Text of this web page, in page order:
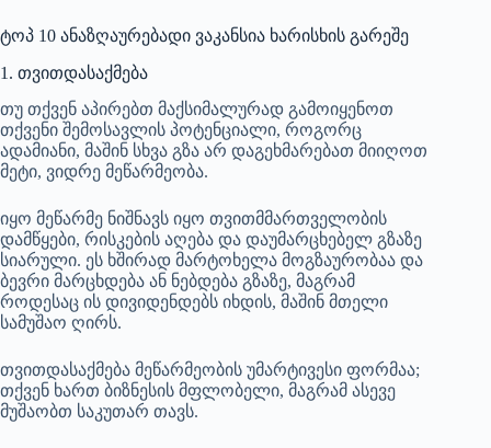
ტოპ 10 ანაზღაურებადი ვაკანსია ხარისხის გარეშე
1. თვითდასაქმება
თუ თქვენ აპირებთ მაქსიმალურად გამოიყენოთ
თქვენი შემოსავლის პოტენციალი, როგორც
ადამიანი, მაშინ სხვა გზა არ დაგეხმარებათ მიიღოთ
მეტი, ვიდრე მეწარმეობა.
იყო მეწარმე ნიშნავს იყო თვითმმართველობის
დამწყები, რისკების აღება და დაუმარცხებელ გზაზე
სიარული. ეს ხშირად მარტოხელა მოგზაურობაა და
ბევრი მარცხდება ან ნებდება გზაზე, მაგრამ
როდესაც ის დივიდენდებს იხდის, მაშინ მთელი
სამუშაო ღირს.
თვითდასაქმება მეწარმეობის უმარტივესი ფორმაა;
თქვენ ხართ ბიზნესის მფლობელი, მაგრამ ასევე
მუშაობთ საკუთარ თავს.